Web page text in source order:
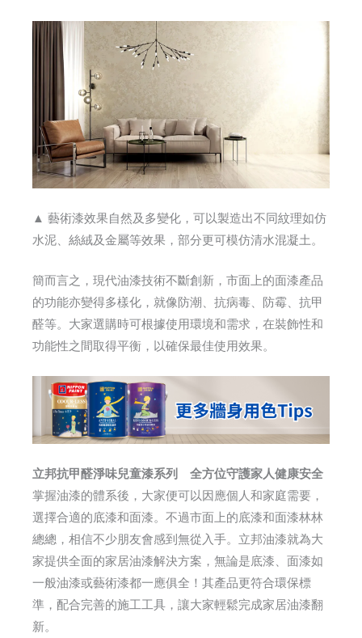
▲ 藝術漆效果自然及多變化，可以製造出不同紋理如仿
水泥、絲絨及金屬等效果，部分更可模仿清水混凝土。
簡而言之，現代油漆技術不斷創新，市面上的面漆產品
的功能亦變得多樣化，就像防潮、抗病毒、防霉、抗甲
醛等。大家選購時可根據使用環境和需求，在裝飾性和
功能性之間取得平衡，以確保最佳使用效果。
立邦抗甲醛淨味兒童漆系列 全方位守護家人健康安全
掌握油漆的體系後，大家便可以因應個人和家庭需要，
選擇合適的底漆和面漆。不過市面上的底漆和面漆林林
總總，相信不少朋友會感到無從入手。立邦油漆就為大
家提供全面的家居油漆解決方案，無論是底漆、面漆如
一般油漆或藝術漆都一應俱全！其產品更符合環保標
準，配合完善的施工工具，讓大家輕鬆完成家居油漆翻
新。